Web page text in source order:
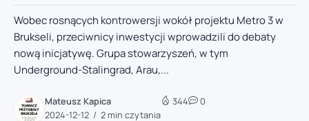
Wobec rosnących kontrowersji wokół projektu Metro 3 w
Brukseli, przeciwnicy inwestycji wprowadzili do debaty
nową inicjatywę. Grupa stowarzyszeń, w tym
Underground-Stalingrad, Arau,...
Mateusz Kapica
2024-12-12
2 min czytania
344 0